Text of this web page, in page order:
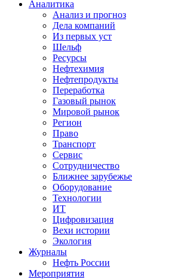
Аналитика
Анализ и прогноз
Дела компаний
Из первых уст
Шельф
Ресурсы
Нефтехимия
Нефтепродукты
Переработка
Газовый рынок
Мировой рынок
Регион
Право
Транспорт
Сервис
Сотрудничество
Ближнее зарубежье
Оборудование
Технологии
ИТ
Цифровизация
Вехи истории
Экология
Журналы
Нефть России
Мероприятия